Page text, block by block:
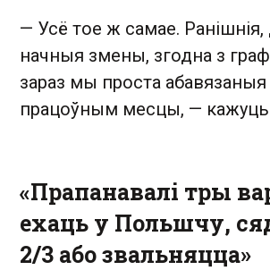
— Усё тое ж самае. Ранішнія,
начныя змены, згодна з
зараз мы проста
працоўным месцы, —
«Прапанавалі тры
ехаць у Польшчу,
2/3 або звальняцца»